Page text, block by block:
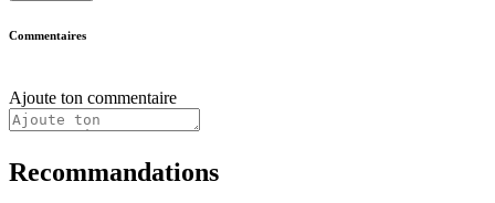
Commentaires
Ajoute ton commentaire
Recommandations